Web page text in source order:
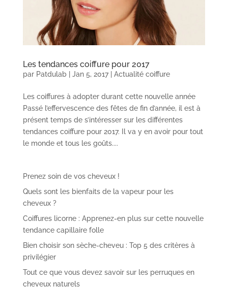
Les tendances coiffure pour 2017
par Patdulab| Jan 5, 2017| Actualité coiffure
Les coiffures à adopter durant cette nouvelle année
Passé l’effervescence des fêtes de fin d’année, il est à
présent temps de s’intéresser sur les différentes
tendances coiffure pour 2017. Il va y en avoir pour tout
le monde et tous les goûts....
Prenez soin de vos cheveux !
Quels sont les bienfaits de la vapeur pour les
cheveux ?
Coiffures licorne : Apprenez-en plus sur cette nouvelle
tendance capillaire folle
Bien choisir son sèche-cheveu : Top 5 des critères à
privilégier
Tout ce que vous devez savoir sur les perruques en
cheveux naturels